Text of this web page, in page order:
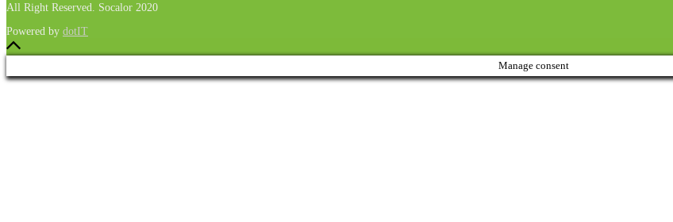
All Right Reserved. Socalor 2020
Powered by dotIT
Manage consent